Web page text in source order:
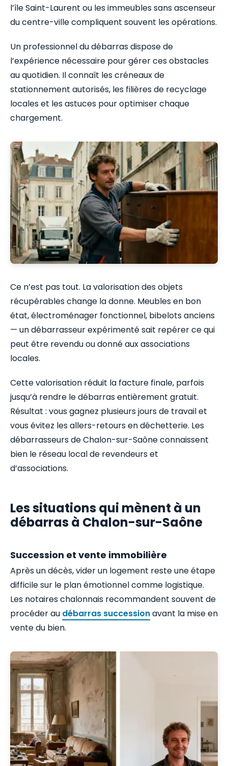
l’île Saint-Laurent ou les immeubles sans ascenseur
du centre-ville compliquent souvent les opérations.
Un professionnel du débarras dispose de
l’expérience nécessaire pour gérer ces obstacles
au quotidien. Il connaît les créneaux de
stationnement autorisés, les filières de recyclage
locales et les astuces pour optimiser chaque
chargement.
Ce n’est pas tout. La valorisation des objets
récupérables change la donne. Meubles en bon
état, électroménager fonctionnel, bibelots anciens
— un débarrasseur expérimenté sait repérer ce qui
peut être revendu ou donné aux associations
locales.
Cette valorisation réduit la facture finale, parfois
jusqu’à rendre le débarras entièrement gratuit.
Résultat : vous gagnez plusieurs jours de travail et
vous évitez les allers-retours en déchetterie. Les
débarrasseurs de Chalon-sur-Saône connaissent
bien le réseau local de revendeurs et
d’associations.
Les situations qui mènent à un
débarras à Chalon-sur-Saône
Succession et vente immobilière
Après un décès, vider un logement reste une étape
difficile sur le plan émotionnel comme logistique.
Les notaires chalonnais recommandent souvent de
procéder au débarras successionavant la mise en
vente du bien.